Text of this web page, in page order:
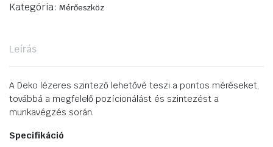
Kategória: Mérőeszköz
Leírás
A Deko lézeres szintező lehetővé teszi a pontos méréseket,
továbbá a megfelelő pozícionálást és szintezést a
munkavégzés során.
Specifikáció